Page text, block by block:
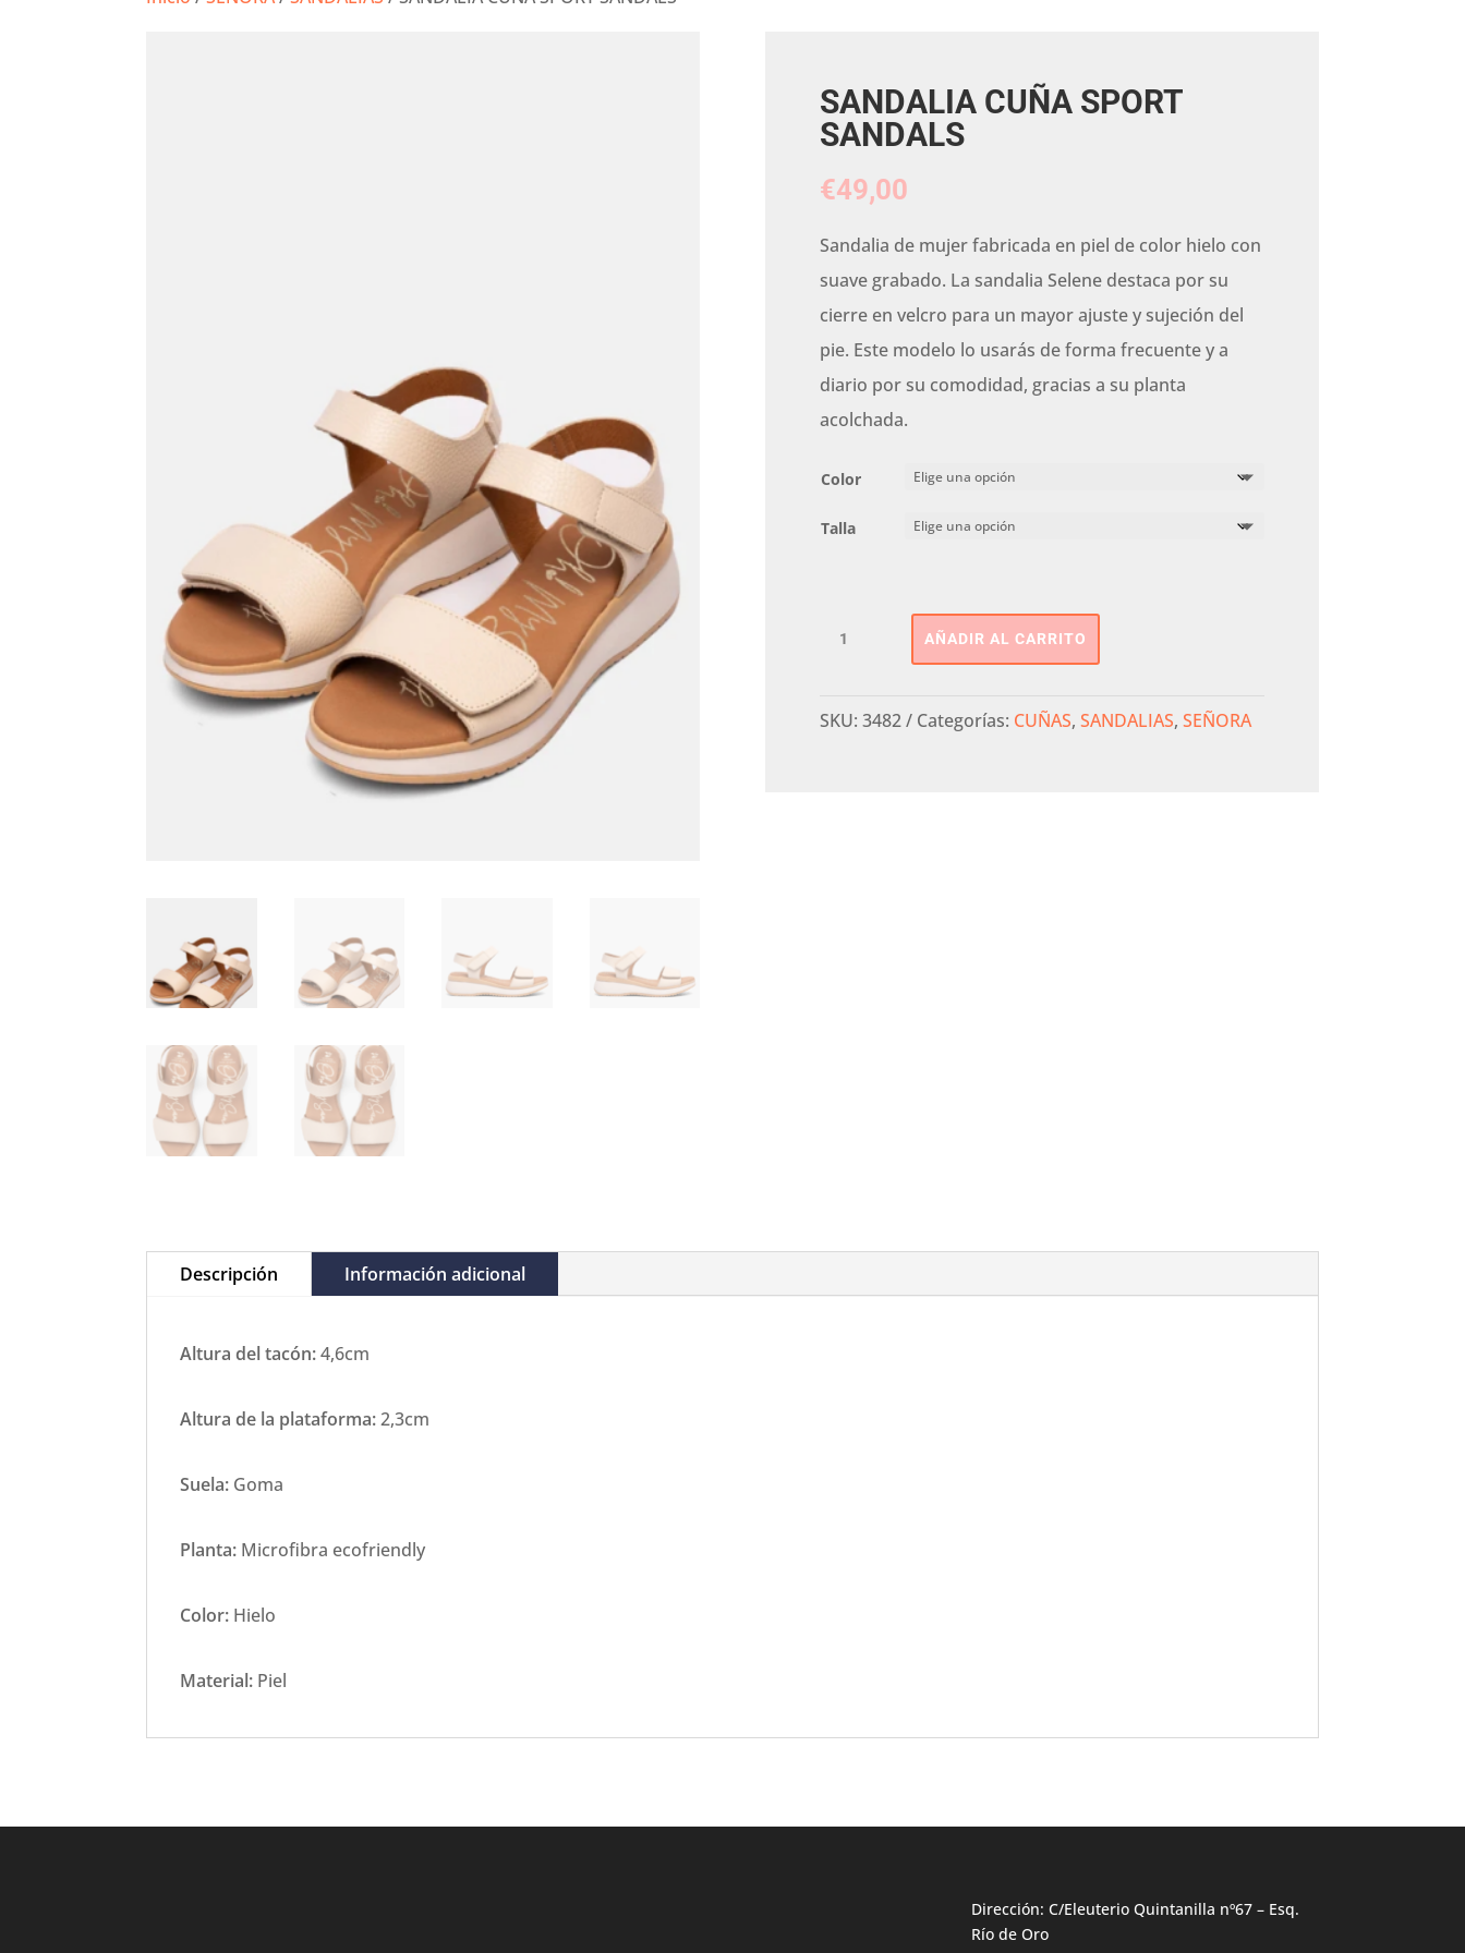
SANDALIA CUÑA SPORT
SANDALS
€49,00
Sandalia de mujer fabricada en piel de color hielo con
suave grabado. La sandalia Selene destaca por su
cierre en velcro para un mayor ajuste y sujeción del
pie. Este modelo lo usarás de forma frecuente y a
diario por su comodidad, gracias a su planta
acolchada.
Color
Talla
CUÑA
cantidad
AÑADIR AL CARRITO
SKU: 3482 Categorías: CUÑAS, SANDALIAS, SEÑORA
Descripción Información adicional
Altura del tacón:4,6cm
Altura de la plataforma:2,3cm
Suela: Goma
Planta: Microfibra ecofriendly
Color: Hielo
Material: Piel
Dirección: C/Eleuterio Quintanilla nº67 – Esq.
Río de Oro